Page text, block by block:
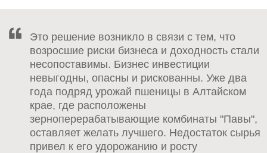
Это решение возникло в связи с тем, что
возросшие риски бизнеса и доходность стали
несопоставимы. Бизнес инвестиции
невыгодны, опасны и рискованны. Уже два
года подряд урожай пшеницы в Алтайском
крае, где расположены
зерноперерабатывающие комбинаты "Павы",
оставляет желать лучшего. Недостаток сырья
привел к его удорожанию и росту